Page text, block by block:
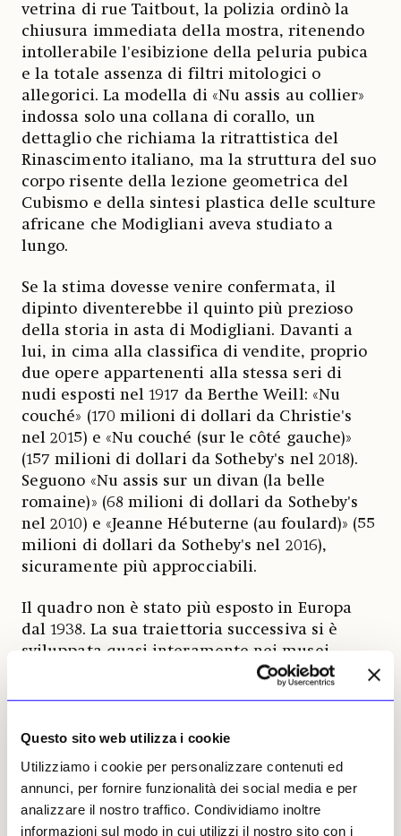
Questo sito web utilizza i cookie
Utilizziamo i cookie per personalizzare contenuti ed
annunci, per fornire funzionalità dei social media e per
analizzare il nostro traffico. Condividiamo inoltre
informazioni sul modo in cui utilizzi il nostro sito con i
vetrina di rue Taitbout, la polizia ordinò la
chiusura immediata della mostra, ritenendo
intollerabile l'esibizione della peluria pubica
e la totale assenza di filtri mitologici o
allegorici. La modella di «Nu assis au collier»
indossa solo una collana di corallo, un
dettaglio che richiama la ritrattistica del
Rinascimento italiano, ma la struttura del suo
corpo risente della lezione geometrica del
Cubismo e della sintesi plastica delle sculture
africane che Modigliani aveva studiato a
lungo.
Se la stima dovesse venire confermata, il
dipinto diventerebbe il quinto più prezioso
della storia in asta di Modigliani. Davanti a
lui, in cima alla classifica di vendite, proprio
due opere appartenenti alla stessa seri di
nudi esposti nel 1917 da Berthe Weill: «Nu
couché» (170 milioni di dollari da Christie's
nel 2015) e «Nu couché (sur le côté gauche)»
(157 milioni di dollari da Sotheby's nel 2018).
Seguono «Nu assis sur un divan (la belle
romaine)» (68 milioni di dollari da Sotheby's
nel 2010) e «Jeanne Hébuterne (au foulard)» (55
milioni di dollari da Sotheby's nel 2016),
sicuramente più approcciabili.
Il quadro non è stato più esposto in Europa
dal 1938. La sua traiettoria successiva si è
sviluppata quasi interamente nei musei
americani, con passaggi al MoMA e al
contesto originario, trasformandola in un
documento storico della Parigi delle
avanguardie. Il gesto della mano, appoggiata
sul grembo in modo protettivo e al tempo
stesso indifferente allo sguardo esterno,